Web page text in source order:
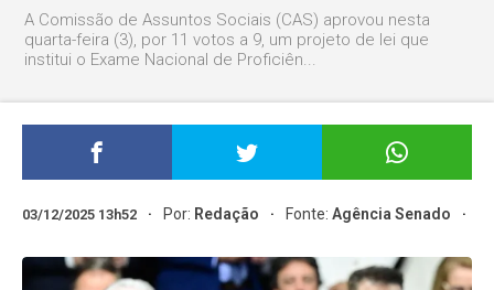
A Comissão de Assuntos Sociais (CAS) aprovou nesta
quarta-feira (3), por 11 votos a 9, um projeto de lei que
institui o Exame Nacional de Proficiên...
03/12/2025 13h52 Por: Redação Fonte:Agência Senado